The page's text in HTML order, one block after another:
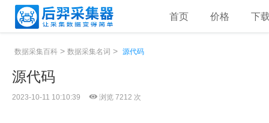
首页 价格 下
数据采集百科 > 数据采集名词 > 源代码
源代码
2023-10-11 10:10:39 浏览 7212 次